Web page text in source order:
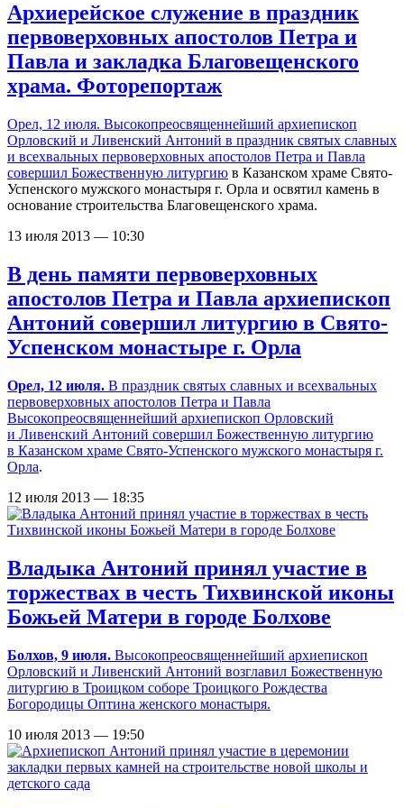
Архиерейское служение в праздник
первоверховных апостолов Петра и
Павла и закладка Благовещенского
храма. Фоторепортаж
Орел, 12 июля. Высокопреосвященнейший архиепископ
Орловский и Ливенский Антоний в праздник святых cлавных
и всехвальных первоверховных апостолов Петра и Павла
совершил Божественную литургию в Казанском храме Свято-
Успенского мужского монастыря г. Орла и освятил камень в
основание строительства Благовещенского храма.
13 июля 2013 — 10:30
В день памяти первоверховных
апостолов Петра и Павла архиепископ
Антоний совершил литургию в Свято-
Успенском монастыре г. Орла
Орел, 12 июля. В праздник святых cлавных и всехвальных
первоверховных апостолов Петра и Павла
Высокопреосвященнейший архиепископ Орловский
и Ливенский Антоний совершил Божественную литургию
в Казанском храме Свято-Успенского мужского монастыря г.
Орла.
12 июля 2013 — 18:35
Владыка Антоний принял участие в
торжествах в честь Тихвинской иконы
Божьей Матери в городе Болхове
Болхов, 9 июля. Высокопреосвященнейший архиепископ
Орловский и Ливенский Антоний возглавил Божественную
литургию в Троицком соборе Троицкого Рождества
Богородицы Оптина женского монастыря.
10 июля 2013 — 19:50